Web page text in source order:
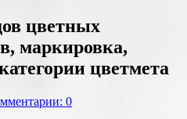
цветных
маркировка,
цветмета
0